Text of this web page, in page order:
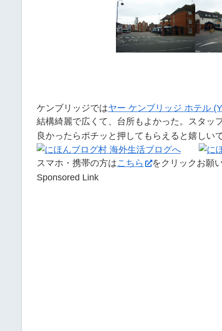
ケンブリッジではヤー ケンブリッジ ホテル
結構綺麗で広くて、台所もよかった。スタッ
良かったらポチッと押してもらえると嬉しい
スマホ・携帯の方はこちら
をクリックお願
Sponsored Link